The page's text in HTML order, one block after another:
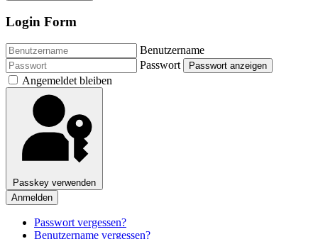
Login Form
Benutzername
Passwort
Passwort anzeigen
Angemeldet bleiben
Passkey verwenden
Anmelden
Passwort vergessen?
Benutzername vergessen?